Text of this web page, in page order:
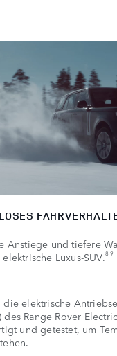
Anstiege und tiefere
Luxus-SUV.8 9
die elektrische
Range Rover
und getestet, um